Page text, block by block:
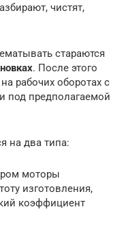
чистят,
стараются
. После этого
рабочих оборотах с
под предполагаемой
на два типа:
моторы
изготовления,
коэффициент